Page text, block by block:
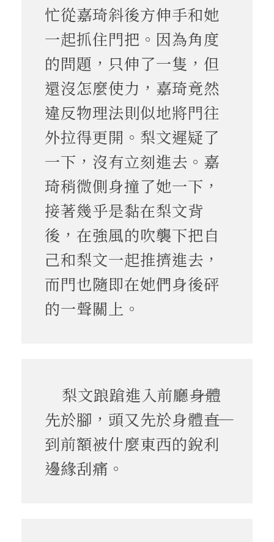
忙從嘉琦斜後方伸手和她
一起抓住門把。因為角度
的問題，只伸了一隻，但
還沒怎麼使力，嘉琦竟然
違反物理法則似地將門往
外拉得更開。梨文遲疑了
一下，沒有立刻進去。嘉
琦稍微側身撞了她一下，
接著幾乎是黏在梨文背
後，在強風的吹襲下把自
己和梨文一起推擠進去，
而門也隨即在她們身後砰
的一聲關上。
梨文踉蹌進入前廳――身體
先於腳，頭又先於身體――直
到前額被什麼東西的銳利
邊緣刮痛。